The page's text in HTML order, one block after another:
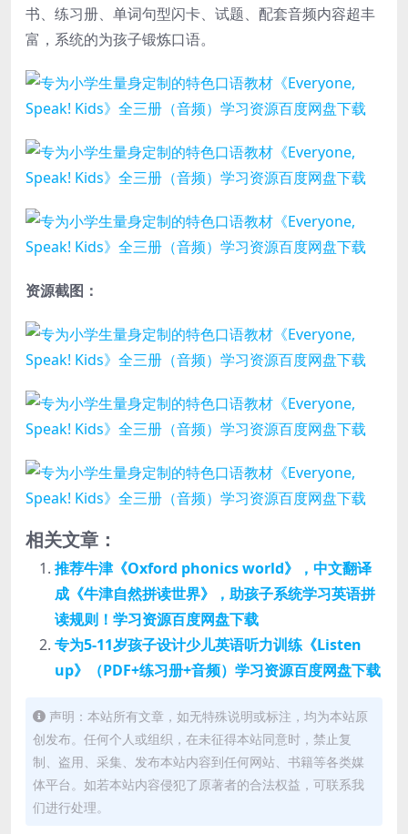
书、练习册、单词句型闪卡、试题、配套音频内容超丰
富，系统的为孩子锻炼口语。
资源截图：
相关文章：
推荐牛津《Oxford phonics world》，中文翻译
成《牛津自然拼读世界》，助孩子系统学习英语拼
读规则！学习资源百度网盘下载
专为5-11岁孩子设计少儿英语听力训练《Listen
up》（PDF+练习册+音频）学习资源百度网盘下载
声明：本站所有文章，如无特殊说明或标注，均为本站原
创发布。任何个人或组织，在未征得本站同意时，禁止复
制、盗用、采集、发布本站内容到任何网站、书籍等各类媒
体平台。如若本站内容侵犯了原著者的合法权益，可联系我
们进行处理。